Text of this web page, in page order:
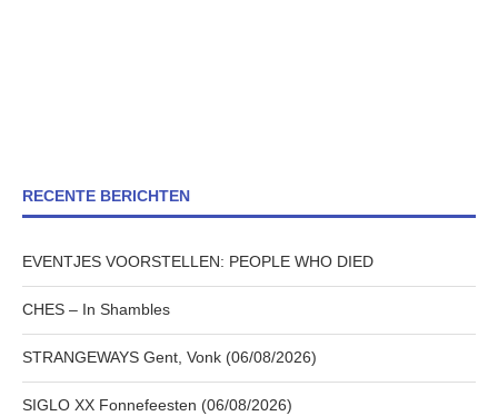
RECENTE BERICHTEN
EVENTJES VOORSTELLEN: PEOPLE WHO DIED
CHES – In Shambles
STRANGEWAYS Gent, Vonk (06/08/2026)
SIGLO XX Fonnefeesten (06/08/2026)